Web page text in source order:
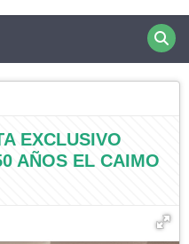
EXCLUSIVO
AÑOS EL CAIMO